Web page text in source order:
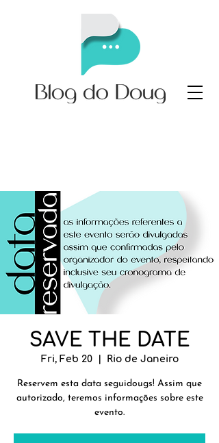
SAVE THE DATE
Fri, Feb 20
  |
Rio de Janeiro
Reservem esta data seguidougs! Assim que
autorizado, teremos informações sobre este
evento.